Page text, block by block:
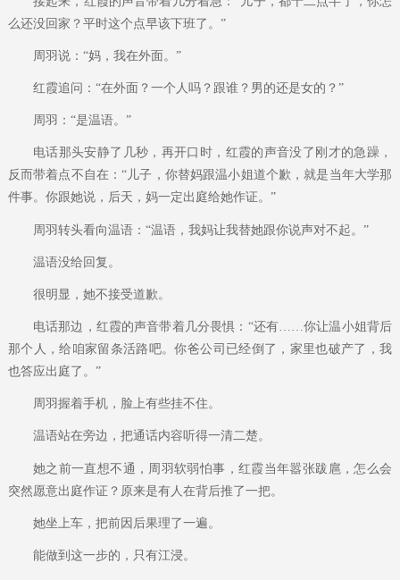
么还没回家？平时这个点早该下班了。”
周羽说：“妈，我在外面。”
红霞追问：“在外面？一个人吗？跟谁？男的还是女的？”
周羽：“是温语。”
电话那头安静了几秒，再开口时，红霞的声音没了刚才的急躁，
反而带着点不自在：“儿子，你替妈跟温小姐道个歉，就是当年大学那
件事。你跟她说，后天，妈一定出庭给她作证。”
周羽转头看向温语：“温语，我妈让我替她跟你说声对不起。”
温语没给回复。
很明显，她不接受道歉。
电话那边，红霞的声音带着几分畏惧：“还有……你让温小姐背后
那个人，给咱家留条活路吧。你爸公司已经倒了，家里也破产了，我
也答应出庭了。”
周羽握着手机，脸上有些挂不住。
温语站在旁边，把通话内容听得一清二楚。
她之前一直想不通，周羽软弱怕事，红霞当年嚣张跋扈，怎么会
突然愿意出庭作证？原来是有人在背后推了一把。
她坐上车，把前因后果理了一遍。
能做到这一步的，只有江浸。